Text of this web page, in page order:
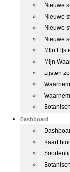
Nieuwe
Nieuwe
Nieuwe
Nieuwe
Mijn
Mijn
Lijsten
Dashboard
Kaart